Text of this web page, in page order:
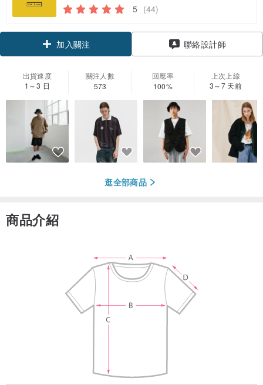
5 (44)
加入關注 聯絡設計師
出貨速度
1～3 日
關注人數
573
回應率
100%
上次上線
3～7 天前
逛全部商品
商品介紹